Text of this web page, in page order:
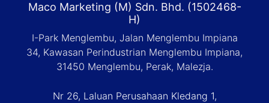
Maco Marketing (M) Sdn. Bhd. (1502468-
H)
I-Park Menglembu, Jalan Menglembu Impiana
34, Kawasan Perindustrian Menglembu Impiana,
31450 Menglembu, Perak, Malezja.
Nr 26, Laluan Perusahaan Kledang 1,